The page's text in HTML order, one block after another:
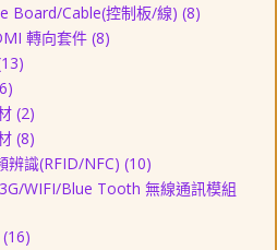
Board/Cable(控制板/線) (8)
轉向套件 (8)
(2)
(8)
辨識(RFID/NFC) (10)
WIFI/Blue Tooth 無線通訊模組
(16)